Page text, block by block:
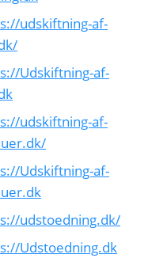
udskiftning-af-
Udskiftning-af-
udskiftning-af-
Udskiftning-af-
udstoedning.dk/
Udstoedning.dk